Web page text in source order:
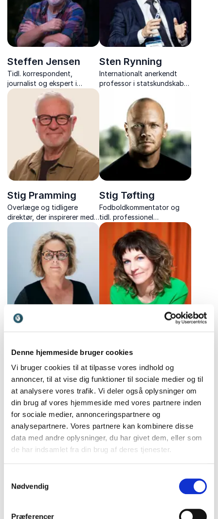
Denne hjemmeside bruger cookies
Vi bruger cookies til at tilpasse vores indhold og
annoncer, til at vise dig funktioner til sociale medier og til
at analysere vores trafik. Vi deler også oplysninger om
din brug af vores hjemmeside med vores partnere inden
for sociale medier, annonceringspartnere og
analysepartnere. Vores partnere kan kombinere disse
data med andre oplysninger, du har givet dem, eller som
de har indsamlet fra din brug af deres tjenester.
Nødvendig
Præferencer
Steffen Jensen
Tidl. korrespondent,
journalist og ekspert i
Mellemøsten med 35 års
erfaring fra verdens
brændpunkter.
Sten Rynning
Internationalt anerkendt
professor i statskundskab
af NATO og europæisk
sikkerhed, med foredrag om
netop NATO og EU's
Sikkerhed.
Stig Pramming
Overlæge og tidligere
direktør, der inspirerer med
viden om neurovidenskab
og praktiske vaner, der
holder hjernen skarp – hele
livet igennem.
Stig Tøfting
Fodboldkommentator og
tidl. professionel
fodboldspiller med ærlige
og intense foredrag om
livet på og udenfor banen.
Stine Bosse
bestyrelsesformand, med
bæredygtighed og
menneskelige værdier.
Stine Reintoft
erhvervspsykolog med
og psykologisk arbejdsmiljø.
stressnavigation, trivsel og
pædagogik med fokus på